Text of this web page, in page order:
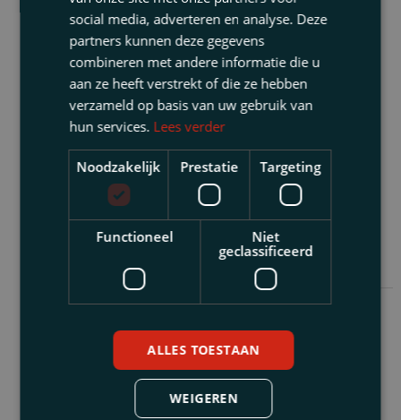
kunnen stil leggen. De eenvoudige maar
harde regels om dergelijke bedrijfsrisico’s te
beheersen zijn (i) het uitvoeren van een
risicobeoordeling, (ii) het nemen van
passende maatregelen en (iii) het van tijd tot
tijd monitoren of de geconstateerde risico’s en
genomen maatregelen nog adequaat zijn.
Geschreven door
Nico van der Peet
nvdpeet@thuispartners.nl
social media, adverteren en analyse. Deze
partners kunnen deze gegevens
combineren met andere informatie die u
aan ze heeft verstrekt of die ze hebben
verzameld op basis van uw gebruik van
hun services. Lees verder
Noodzakelijk Prestatie Targeting
Functioneel
Niet
geclassificeerd
ALLES TOESTAAN
WEIGEREN